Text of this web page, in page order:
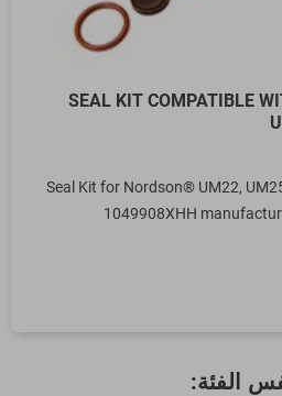
SEAL KIT COMPATIBLE
Seal Kit for Nordson® UM22,
1049908XHH